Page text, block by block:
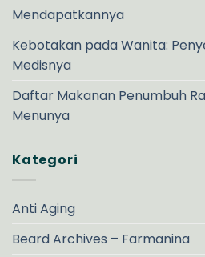
Mendapatkannya
Kebotakan pada Wanita:
Medisnya
Daftar Makanan Penumbuh
Menunya
Kategori
Anti Aging
Beard Archives – Farmanina